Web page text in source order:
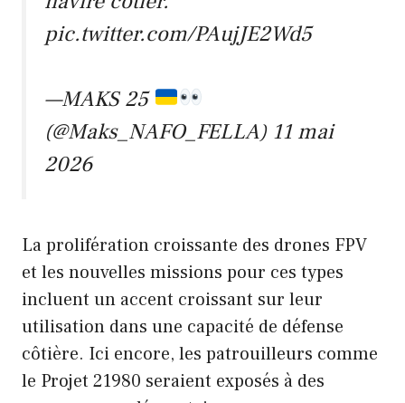
pic.twitter.com/PAujJE2Wd5
—MAKS 25
(@Maks_NAFO_FELLA) 11 mai
2026
La prolifération croissante des drones FPV
et les nouvelles missions pour ces types
incluent un accent croissant sur leur
utilisation dans une capacité de défense
côtière. Ici encore, les patrouilleurs comme
le Projet 21980 seraient exposés à des